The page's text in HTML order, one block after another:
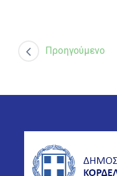
Προηγούμενο